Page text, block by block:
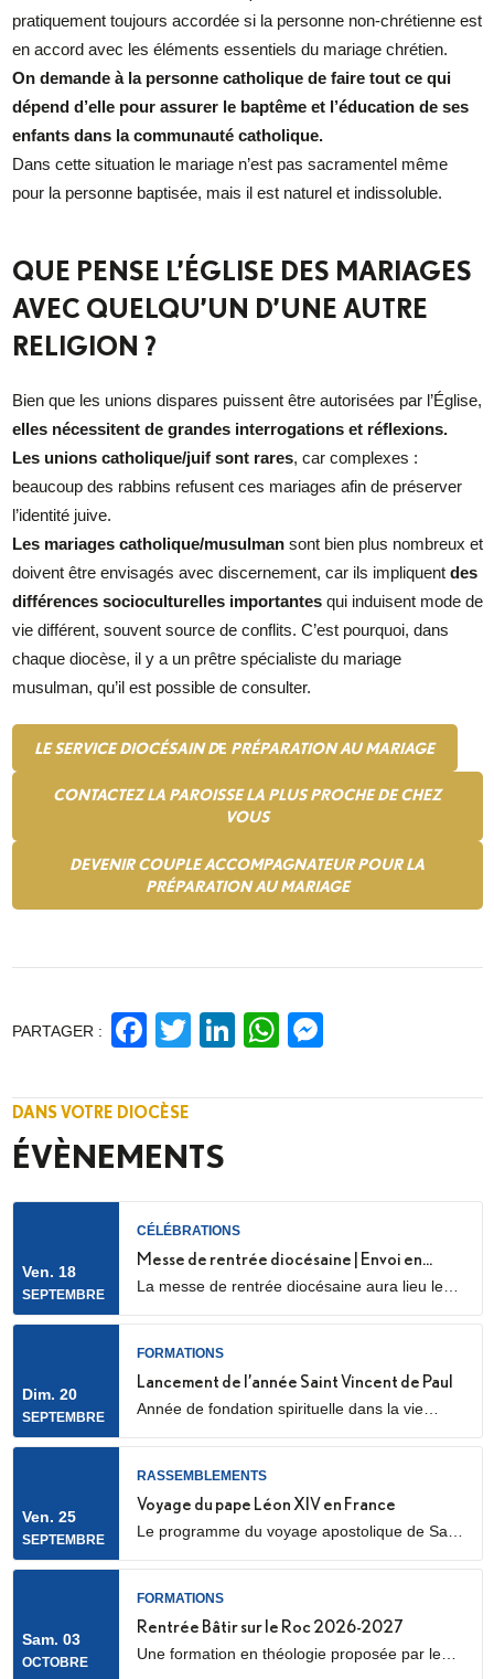
pratiquement toujours accordée si la personne non-chrétienne est
en accord avec les éléments essentiels du mariage chrétien.
On demande à la personne catholique de faire tout ce qui
dépend d’elle pour assurer le baptême et l’éducation de ses
enfants dans la communauté catholique.
Dans cette situation le mariage n’est pas sacramentel même
pour la personne baptisée, mais il est naturel et indissoluble.
QUE PENSE L’ÉGLISE DES MARIAGES
AVEC QUELQU’UN D’UNE AUTRE
RELIGION ?
Bien que les unions dispares puissent être autorisées par l’Église,
elles nécessitent de grandes interrogations et réflexions.
Les unions catholique/juif sont rares, car complexes :
beaucoup des rabbins refusent ces mariages afin de préserver
l’identité juive.
Les mariages catholique/musulmansont bien plus nombreux et
doivent être envisagés avec discernement, car ils impliquent des
différences socioculturelles importantesqui induisent mode de
vie différent, souvent source de conflits. C’est pourquoi, dans
chaque diocèse, il y a un prêtre spécialiste du mariage
musulman, qu’il est possible de consulter.
LE SERVICE DIOCÉSAIN DE PRÉPARATION AU MARIAGE
CONTACTEZ LA PAROISSE LA PLUS PROCHE DE CHEZ
VOUS
DEVENIR COUPLE ACCOMPAGNATEUR POUR LA
PRÉPARATION AU MARIAGE
PARTAGER : Facebook
Twitter
LinkedIn
WhatsApp
DANS VOTRE DIOCÈSE
ÉVÈNEMENTS
Ven. 18
SEPTEMBRE
CÉLÉBRATIONS
Messe de rentrée diocésaine | Envoi en
mission des LME
La messe de rentrée diocésaine aura lieu le
(28 Rue de l’Église, 92000 Nanterre) Elle sera
marquée par l’envoi en mission des Laïcs en
en mission ecclésiale ? Les Laïcs en...
Dim. 20
SEPTEMBRE
FORMATIONS
Lancement de l’année Saint Vincent de Paul
Année de fondation spirituelle dans la vie
biblique, accompagnement spirituel, service
auprès des plus pauvres ou des plus jeunes,
vie fraternelle.
Ven. 25
SEPTEMBRE
RASSEMBLEMENTS
Voyage du pape Léon XIV en France
Le programme du voyage apostolique de Sa
aujourd’hui, notamment avec la confirmation
des temps forts qui se dérouleront les 25 et 26
Sam. 03
OCTOBRE
FORMATIONS
Rentrée Bâtir sur le Roc 2026-2027
Une formation en théologie proposée par le